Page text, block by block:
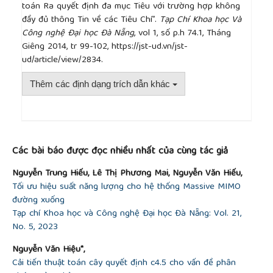
toán Ra quyết định đa mục Tiêu với trường hợp không
đầy đủ thông Tin về các Tiêu Chí”. Tạp Chí Khoa học Và
Công nghệ Đại học Đà Nẵng, vol 1, số p.h 74.1, Tháng
Giêng 2014, tr 99-102, https://jst-ud.vn/jst-
ud/article/view/2834.
Thêm các định dạng trích dẫn khác
Các bài báo được đọc nhiều nhất của cùng tác giả
Nguyễn Trung Hiếu, Lê Thị Phương Mai, Nguyễn Văn Hiếu,
Tối ưu hiệu suất năng lượng cho hệ thống Massive MIMO
đường xuống
Tạp chí Khoa học và Công nghệ Đại học Đà Nẵng: Vol. 21,
No. 5, 2023
Nguyễn Văn Hiệu*,
Cải tiến thuật toán cây quyết định c4.5 cho vấn đề phân